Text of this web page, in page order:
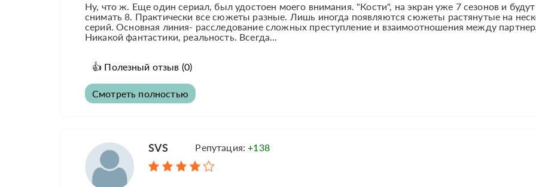
Ну, что ж. Еще один сериал, был удостоен моего внимания. "Кости", на экран уже 7 сезонов и будут
снимать 8. Практически все сюжеты разные. Лишь иногда появляются сюжеты растянутые на
серий. Основная линия- расследование сложных преступление и взаимоотношения между
Никакой фантастики, реальность. Всегда...
👍 Полезный отзыв (0)
Смотреть полностью
SVS Репутация:+138